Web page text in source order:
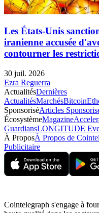
Les États-Unis
iranienne accusée
contourner les
30 juil. 2026
Ezra Reguerra
ActualitésDernières
ActualitésMarchésBitcoin
SponsoriséArticles
ÉcosystèmeMagazine
GuardiansLONGITUDE
À ProposÀ Propos de
Publicitaire
Cointelegraph s'engage à